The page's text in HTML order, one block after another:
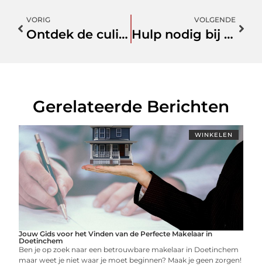
VORIG
Ontdek de culinaire schatten van restaurant in Venray
VOLGENDE
Hulp nodig bij riool ontstoppen in Best? Hier is alles wat je moet weten
Gerelateerde Berichten
WINKELEN
Jouw Gids voor het Vinden van de Perfecte Makelaar in
Doetinchem
Ben je op zoek naar een betrouwbare makelaar in Doetinchem
maar weet je niet waar je moet beginnen? Maak je geen zorgen!